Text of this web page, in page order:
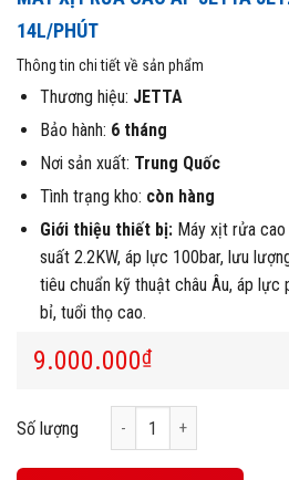
14L/PHÚT
Thông tin chi tiết về sản phẩm
Thương hiệu: JETTA
Bảo hành: 6 tháng
Nơi sản xuất: Trung Quốc
Tình trạng kho: còn hàng
Giới thiệu thiết bị:Máy xịt rửa cao
suất 2.2KW, áp lực 100bar, lưu
tiêu chuẩn kỹ thuật châu Âu, áp lực
bỉ, tuổi thọ cao.
9.000.000₫
Số lượng Máy xịt rửa cao áp Jetta